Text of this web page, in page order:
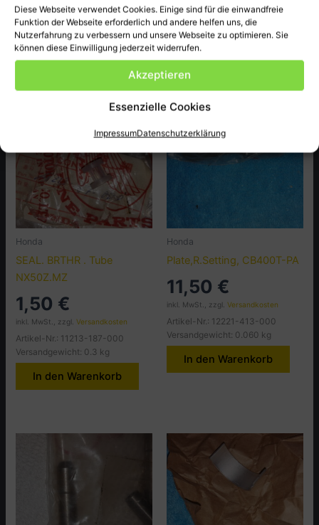
Diese Webseite verwendet Cookies. Einige sind für die einwandfreie
Funktion der Webseite erforderlich und andere helfen uns, die
Nutzerfahrung zu verbessern und unsere Webseite zu optimieren. Sie
können diese Einwilligung jederzeit widerrufen.
Akzeptieren
Essenzielle Cookies
ImpressumDatenschutzerklärung
Honda Original Ersatzteil Neu passend bei CB125T.Z.A. ect.
Honda
SEAL. BRTHR . Tube
NX50Z.MZ
1,50 €
inkl. MwSt., zzgl.Versandkosten
Artikel-Nr.: 11213-187-000
Versandgewicht: 0.3 kg
In den Warenkorb
Honda
Plate,R.Setting, CB400T-PA
11,50 €
inkl. MwSt., zzgl. Versandkosten
Artikel-Nr.: 12221-413-000
Versandgewicht: 0.060 kg
In den Warenkorb